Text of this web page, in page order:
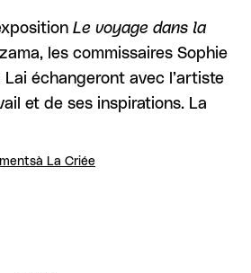
Le voyage dans la
les commissaires Sophie
Lai échangeront avec l’artiste
et de ses inspirations. La
à La Criée